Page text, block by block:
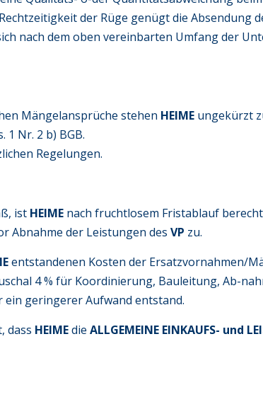
der Rüge genügt die Absendung
nach dem oben vereinbarten Umfang der
Mängelansprüche stehen HEIME ungekürzt
Nr. 2 b) BGB.
Regelungen.
ist HEIME nach fruchtlosem Fristablauf
Abnahme der Leistungen des VP zu.
entstandenen Kosten der Ersatzvornahmen/
4 % für Koordinierung, Bauleitung, Ab-
ein geringerer Aufwand entstand.
dass HEIMEdie ALLGEMEINE EINKAUFS- und